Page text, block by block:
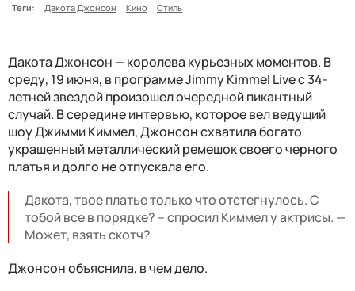
Теги:
Дакота Джонсон Кино Стиль
Дакота Джонсон — королева курьезных моментов. В
среду, 19 июня, в программе Jimmy Kimmel Live с 34-
летней звездой произошел очередной пикантный
случай. В середине интервью, которое вел ведущий
шоу Джимми Киммел, Джонсон схватила богато
украшенный металлический ремешок своего черного
платья и долго не отпускала его.
Дакота, твое платье только что отстегнулось. С
тобой все в порядке? – спросил Киммел у актрисы. —
Может, взять скотч?
Джонсон объяснила, в чем дело.